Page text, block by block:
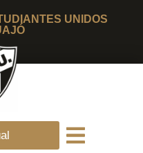
UNIDOS